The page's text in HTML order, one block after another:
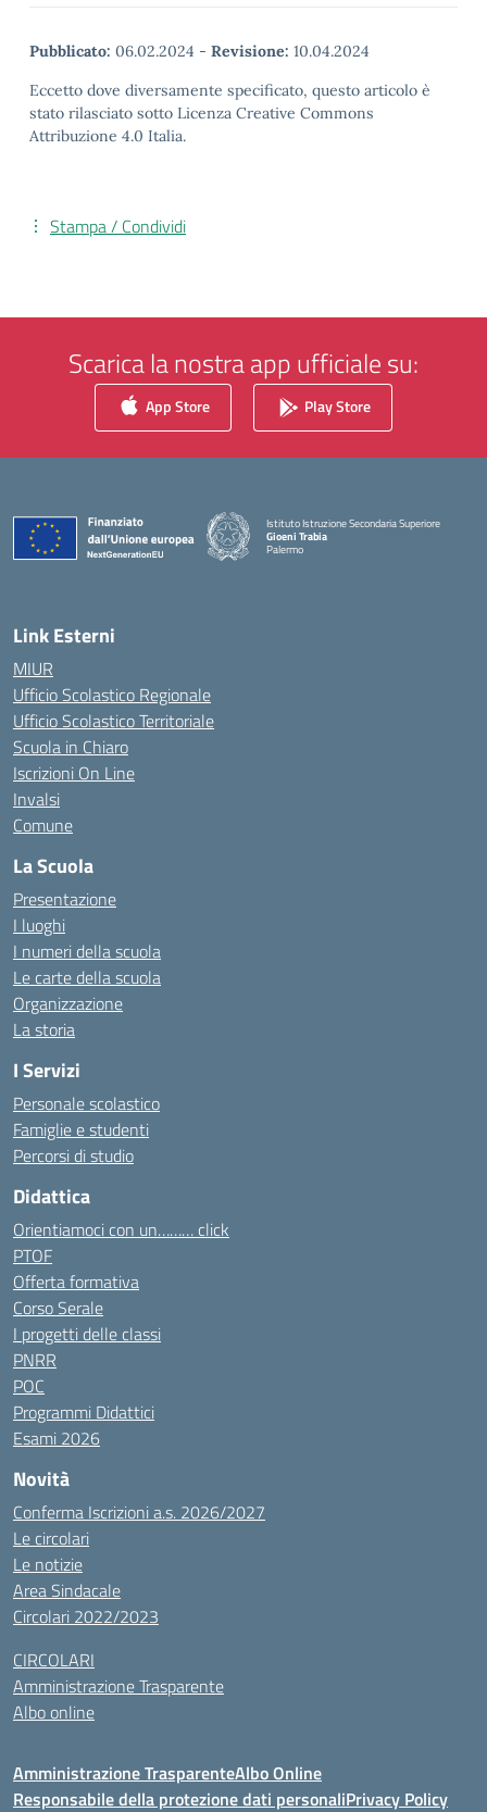
Pubblicato: 06.02.2024 - Revisione: 10.04.2024
Eccetto dove diversamente specificato, questo articolo è
stato rilasciato sotto Licenza Creative Commons
Attribuzione 4.0 Italia.
Stampa / Condividi
Scarica la nostra app ufficiale su:
App Store Play Store
Istituto Istruzione Secondaria Superiore
Gioeni Trabia
Palermo
Link Esterni
MIUR
Ufficio Scolastico Regionale
Ufficio Scolastico Territoriale
Scuola in Chiaro
Iscrizioni On Line
Invalsi
Comune
La Scuola
Presentazione
I luoghi
I numeri della scuola
Le carte della scuola
Organizzazione
La storia
I Servizi
Personale scolastico
Famiglie e studenti
Percorsi di studio
Didattica
Orientiamoci con un……… click
PTOF
Offerta formativa
Corso Serale
I progetti delle classi
PNRR
POC
Programmi Didattici
Esami 2026
Novità
Conferma Iscrizioni a.s. 2026/2027
Le circolari
Le notizie
Area Sindacale
Circolari 2022/2023
CIRCOLARI
Amministrazione Trasparente
Albo online
Amministrazione TrasparenteAlbo Online
Responsabile della protezione dati personaliPrivacy Policy